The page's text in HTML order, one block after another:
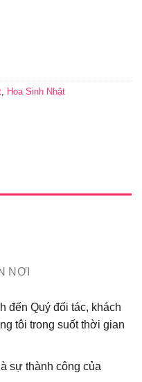
, Hoa Sinh Nhật
NƠI
đến Quý đối tác, khách
tôi trong suốt thời gian
sự thành công của